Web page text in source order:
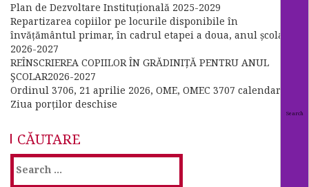
Plan de Dezvoltare Instituțională 2025-2029
Repartizarea copiilor pe locurile disponibile în
învățământul primar, în cadrul etapei a doua, anul școlar
2026-2027
REÎNSCRIEREA COPIILOR ÎN GRĂDINIȚĂ PENTRU ANUL
ŞCOLAR2026-2027
Ordinul 3706, 21 aprilie 2026, OME, OMEC 3707 calendar
Ziua porților deschise
CĂUTARE
Search
for: